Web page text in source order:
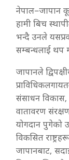
नेपाल–जापान
हामी बिच
भन्दै उनले
सम्बन्धलाई थप
जापानले
संसाधन विकास,
वातावरण
योगदान पुगेको
विकसित
जापानबाट,